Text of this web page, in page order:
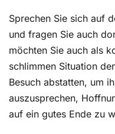
Sprechen Sie sich auf
und fragen Sie auch
möchten Sie auch als
schlimmen Situation
Besuch abstatten, um
auszusprechen,
auf ein gutes Ende zu